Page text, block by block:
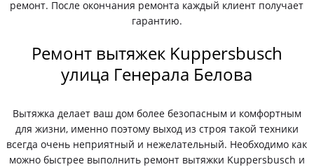
ремонт. После окончания ремонта каждый клиент получает
гарантию.
Ремонт вытяжек Kuppersbusch
улица Генерала Белова
Вытяжка делает ваш дом более безопасным и комфортным
для жизни, именно поэтому выход из строя такой техники
всегда очень неприятный и нежелательный. Необходимо как
можно быстрее выполнить ремонт вытяжки Kuppersbusch и